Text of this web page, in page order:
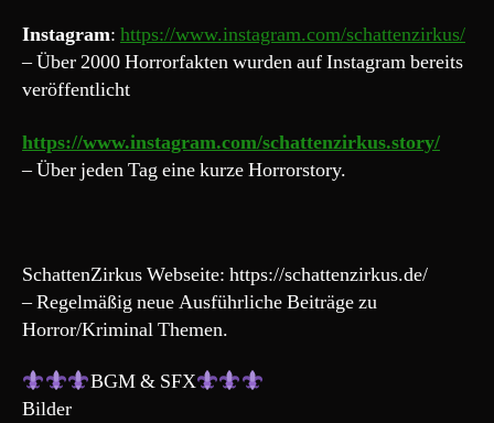
Instagram: https://www.instagram.com/schattenzirkus/
– Über 2000 Horrorfakten wurden auf Instagram bereits
veröffentlicht
https://www.instagram.com/schattenzirkus.story/
– Über jeden Tag eine kurze Horrorstory.
SchattenZirkus Webseite: https://schattenzirkus.de/
– Regelmäßig neue Ausführliche Beiträge zu
Horror/Kriminal Themen.
BGM & SFX
Bilder